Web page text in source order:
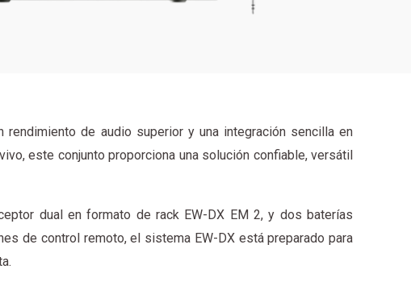
de audio superior y una integración sencilla en
este conjunto proporciona una solución confiable, versátil
dual en formato de rack EW-DX EM 2, y dos baterías
de control remoto, el sistema EW-DX está preparado para